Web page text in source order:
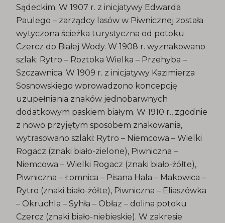
Sądeckim. W 1907 r. z inicjatywy Edwarda
Paulego – zarządcy lasów w Piwnicznej została
wytyczona ścieżka turystyczna od potoku
Czercz do Białej Wody. W 1908 r. wyznakowano
szlak: Rytro – Roztoka Wielka – Przehyba –
Szczawnica. W 1909 r. z inicjatywy Kazimierza
Sosnowskiego wprowadzono koncepcję
uzupełniania znaków jednobarwnych
dodatkowym paskiem białym. W 1910 r., zgodnie
z nowo przyjętym sposobem znakowania,
wytrasowano szlaki: Rytro – Niemcowa – Wielki
Rogacz (znaki biało-zielone), Piwniczna –
Niemcowa – Wielki Rogacz (znaki biało-żółte),
Piwniczna – Łomnica – Pisana Hala – Makowica –
Rytro (znaki biało-żółte), Piwniczna – Eliaszówka
– Okruchla – Syhła – Obłaz – dolina potoku
Czercz (znaki biało-niebieskie). W zakresie